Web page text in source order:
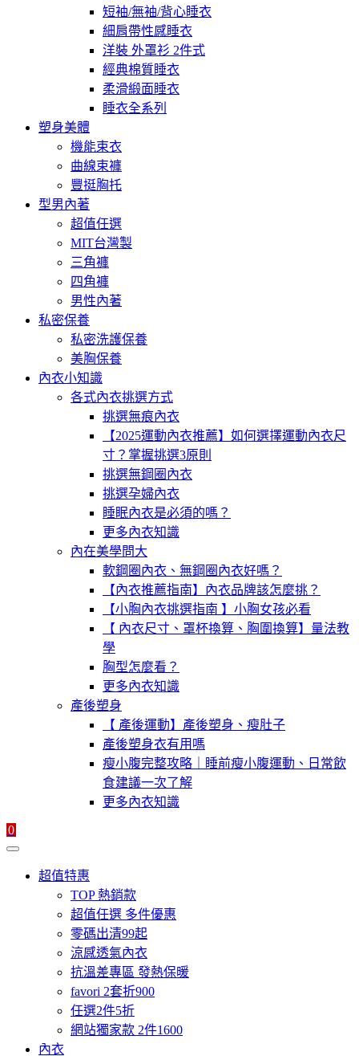
短袖/無袖/背心睡衣
細肩帶性感睡衣
洋裝 外罩衫 2件式
經典棉質睡衣
柔滑緞面睡衣
睡衣全系列
塑身美體
機能束衣
曲線束褲
豐挺胸托
型男內著
超值任選
MIT台灣製
三角褲
四角褲
男性內著
私密保養
私密洗護保養
美胸保養
內衣小知識
各式內衣挑選方式
挑選無痕內衣
【2025運動內衣推薦】如何選擇運動內衣尺
寸？掌握挑選3原則
挑選無鋼圈內衣
挑選孕婦內衣
睡眠內衣是必須的嗎？
更多內衣知識
內在美學問大
軟鋼圈內衣、無鋼圈內衣好嗎？
【內衣推薦指南】內衣品牌該怎麼挑？
【小胸內衣挑選指南 】小胸女孩必看
【 內衣尺寸、罩杯換算、胸圍換算】量法教
學
胸型怎麼看？
更多內衣知識
產後塑身
【 產後運動】產後塑身、瘦肚子
產後塑身衣有用嗎
瘦小腹完整攻略｜睡前瘦小腹運動、日常飲
食建議一次了解
更多內衣知識
0
超值特惠
TOP 熱銷款
超值任選 多件優惠
零碼出清99起
涼感透氣內衣
抗溫差專區 發熱保暖
favori 2套折900
任選2件5折
網站獨家款 2件1600
內衣